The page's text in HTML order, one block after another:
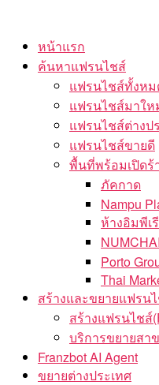
content
หน้าแรก
ค้นหาแฟรนไชส์
แฟรนไชส์ทั้งห
แฟรนไชส์มาให
แฟรนไชส์ต่างป
แฟรนไชส์ขายดี
พื้นที่พร้อมเปิดร้
ภัคกาด
Nampu
ห้างอิมพีเ
Porto
Thai
สร้างและขยายแฟรน
สร้างแฟรนไชส์
บริการขยายสา
Franzbot AI Agent
ขยายต่างประเทศ